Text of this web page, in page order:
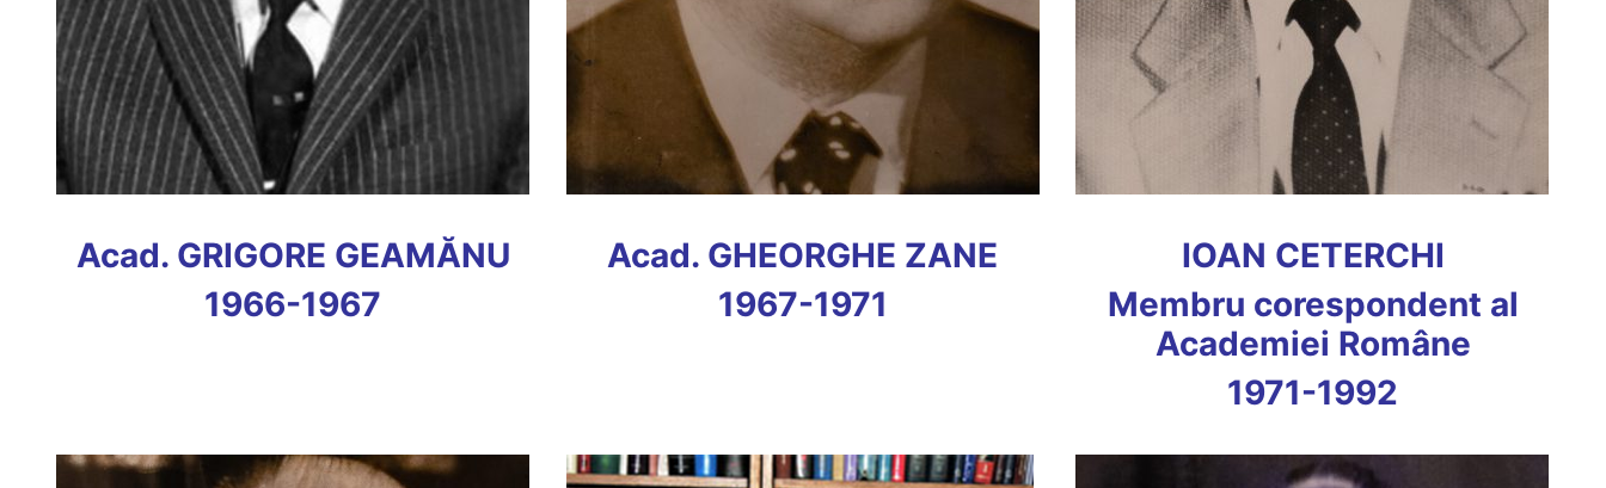
Acad. GRIGORE GEAMĂNU
1966-1967
Acad. GHEORGHE ZANE
1967-1971
IOAN CETERCHI
Membru corespondent al
Academiei Române
1971-1992